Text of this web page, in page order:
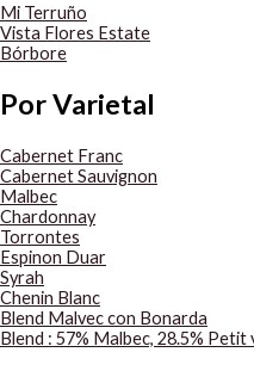
Mi Terruño
Vista Flores Estate
Bórbore
Por Varietal
Cabernet Franc
Cabernet Sauvignon
Malbec
Chardonnay
Torrontes
Espinon Duar
Syrah
Chenin Blanc
Blend Malvec con Bonarda
Blend : 57% Malbec, 28.5%